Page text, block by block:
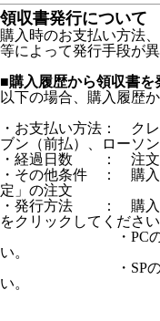
領収書発行について
購入時のお支払い方法
等によって発行手段が
■購入履歴から領収書を
以下の場合、購入履歴
・お支払い方法： ク
ブン（前払）、ローソ
・経過日数 ： 注文
・その他条件 ： 購入
定」の注文
・発行方法 ： 購入
をクリックしてくださ
・PCの場
い。
・SPの場
い。